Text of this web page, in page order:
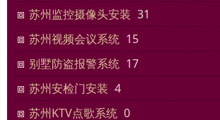
苏州监控摄像头安装 31
苏州视频会议系统 15
别墅防盗报警系统 17
苏州安检门安装 4
苏州KTV点歌系统 0